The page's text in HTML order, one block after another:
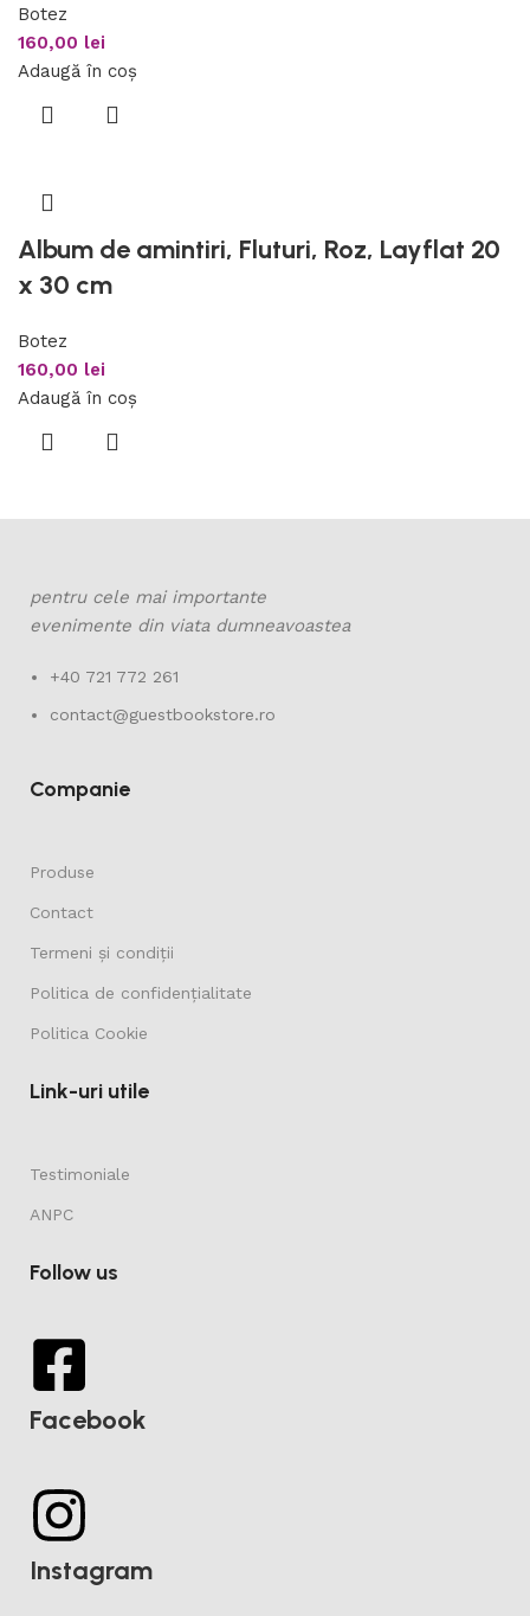
Botez
160,00 lei
Adaugă în coș
Album de amintiri, Fluturi, Roz, Layflat 20
x 30 cm
Botez
160,00 lei
Adaugă în coș
pentru cele mai importante
evenimente din viata dumneavoastea
+40 721 772 261
contact@guestbookstore.ro
Companie
Produse
Contact
Termeni și condiții
Politica de confidențialitate
Politica Cookie
Link-uri utile
Testimoniale
ANPC
Follow us
Facebook
Instagram